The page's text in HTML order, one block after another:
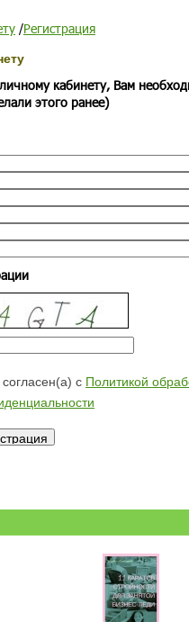
/Регистрация
кабинету, Вам
этого ранее)
с Политикой